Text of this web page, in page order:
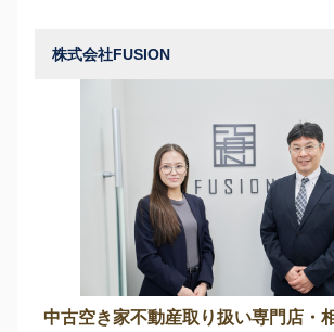
株式会社FUSION
中古空き家不動産取り扱い専門店・